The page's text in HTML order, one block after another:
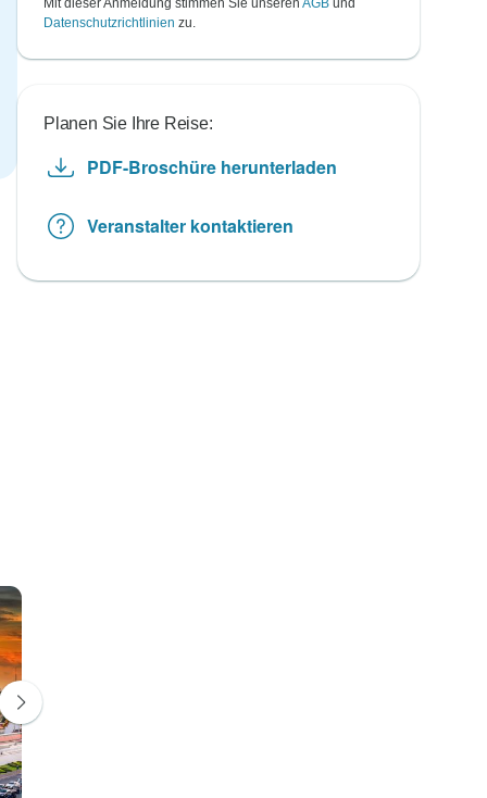
Mit dieser Anmeldung stimmen Sie unseren AGB und
Datenschutzrichtlinien zu.
Planen Sie Ihre Reise:
PDF-Broschüre herunterladen
Veranstalter kontaktieren